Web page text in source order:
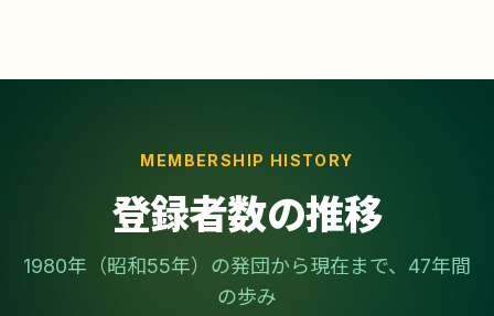
MEMBERSHIP HISTORY
登録者数の推移
1980年（昭和55年）の発団から現在まで、47年間
の歩み